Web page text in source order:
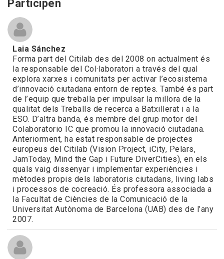
Participen
Laia Sánchez
Forma part del Citilab des del 2008 on actualment és
la responsable del Col·laboratori a través del qual
explora xarxes i comunitats per activar l’ecosistema
d’innovació ciutadana entorn de reptes. També és part
de l’equip que treballa per impulsar la millora de la
qualitat dels Treballs de recerca a Batxillerat i a la
ESO. D’altra banda, és membre del grup motor del
Colaboratorio IC que promou la innovació ciutadana.
Anteriorment, ha estat responsable de projectes
europeus del Citilab (Vision Project, iCity, Pelars,
JamToday, Mind the Gap i Future DiverCities), en els
quals vaig dissenyar i implementar experiències i
mètodes propis dels laboratoris ciutadans, living labs
i processos de cocreació. És professora associada a
la Facultat de Ciències de la Comunicació de la
Universitat Autònoma de Barcelona (UAB) des de l’any
2007.